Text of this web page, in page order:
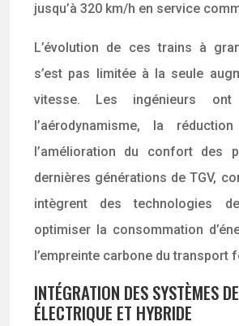
jusqu’à 320 km/h en service
L’évolution de ces trains à
s’est pas limitée à la seule
vitesse. Les ingénieurs
l’aérodynamisme, la
l’amélioration du confort des
dernières générations de TGV,
intègrent des technologies
optimiser la consommation
l’empreinte carbone du transport
INTÉGRATION DES SYSTÈMES
ÉLECTRIQUE ET HYBRIDE